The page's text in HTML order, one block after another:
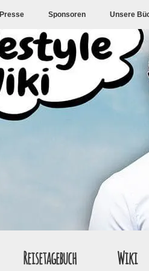
Presse Sponsoren Unsere
Reisetagebuch Wiki